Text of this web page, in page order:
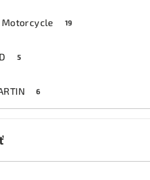
Motorcycle 19
5
6